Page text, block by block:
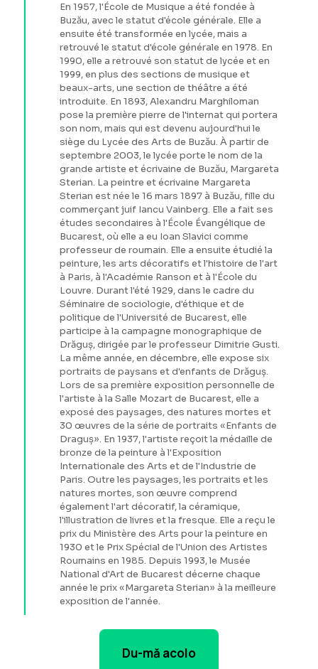
En 1957, l'École de Musique a été fondée à
Buzău, avec le statut d'école générale. Elle a
ensuite été transformée en lycée, mais a
retrouvé le statut d'école générale en 1978. En
1990, elle a retrouvé son statut de lycée et en
1999, en plus des sections de musique et
beaux-arts, une section de théâtre a été
introduite. En 1893, Alexandru Marghiloman
pose la première pierre de l'internat qui portera
son nom, mais qui est devenu aujourd'hui le
siège du Lycée des Arts de Buzău. À partir de
septembre 2003, le lycée porte le nom de la
grande artiste et écrivaine de Buzău, Margareta
Sterian. La peintre et écrivaine Margareta
Sterian est née le 16 mars 1897 à Buzău, fille du
commerçant juif Iancu Vainberg. Elle a fait ses
études secondaires à l'École Évangélique de
Bucarest, où elle a eu Ioan Slavici comme
professeur de roumain. Elle a ensuite étudié la
peinture, les arts décoratifs et l'histoire de l'art
à Paris, à l'Académie Ranson et à l'École du
Louvre. Durant l'été 1929, dans le cadre du
Séminaire de sociologie, d'éthique et de
politique de l'Université de Bucarest, elle
participe à la campagne monographique de
Drăguș, dirigée par le professeur Dimitrie Gusti.
La même année, en décembre, elle expose six
portraits de paysans et d'enfants de Drăguș.
Lors de sa première exposition personnelle de
l'artiste à la Salle Mozart de Bucarest, elle a
exposé des paysages, des natures mortes et
30 œuvres de la série de portraits «Enfants de
Draguș». En 1937, l'artiste reçoit la médaille de
bronze de la peinture à l'Exposition
Internationale des Arts et de l'Industrie de
Paris. Outre les paysages, les portraits et les
natures mortes, son œuvre comprend
également l'art décoratif, la céramique,
l'illustration de livres et la fresque. Elle a reçu le
prix du Ministère des Arts pour la peinture en
1930 et le Prix Spécial de l'Union des Artistes
Roumains en 1985. Depuis 1993, le Musée
National d'Art de Bucarest décerne chaque
année le prix «Margareta Sterian» à la meilleure
exposition de l'année.
Du-mă acolo